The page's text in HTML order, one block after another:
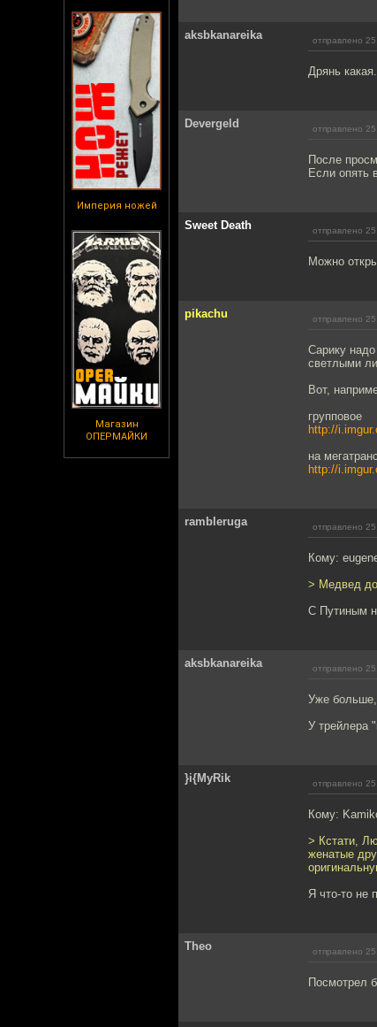
Империя ножей
Магазин
ОПЕРМАЙКИ
aksbkanareika отправлено
Дрянь
Devergeld отправлено
После
Если опять
Sweet Death отправлено
Можно
pikachu отправлено
Сарику
светлыми
Вот,
групповое
http://
на
http://
rambleruga отправлено
Кому:
> Медвед
С Путиным
aksbkanareika отправлено
Уже больше,
У трейлера
}i{MyRik отправлено
Кому:
> Кстати,
женатые
Я что-то не
Theo отправлено
Посмотрел